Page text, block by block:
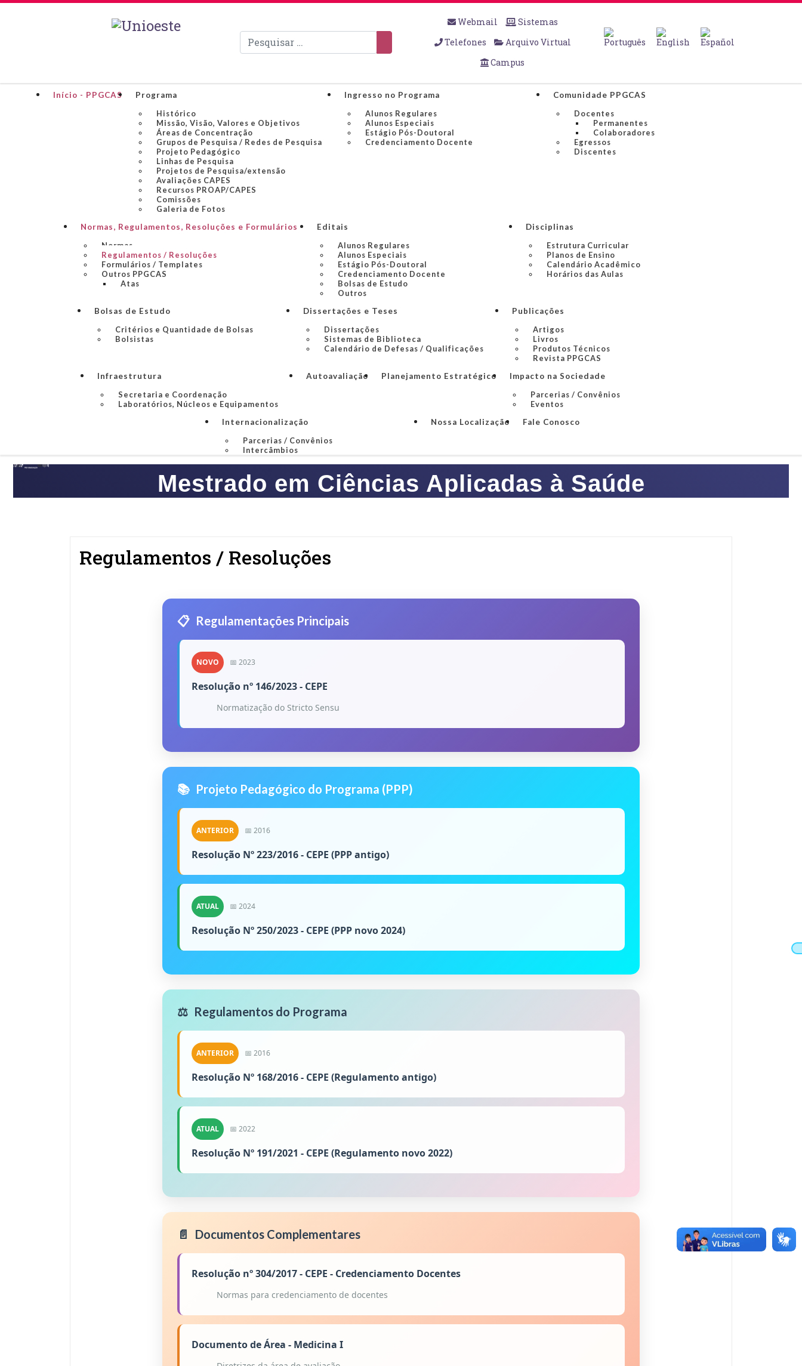
Pesquisar
Webmail
Sistemas
Telefones
Arquivo Virtual
Campus
Início - PPGCAS
Programa
Histórico
Missão, Visão, Valores e Objetivos
Áreas de Concentração
Grupos de Pesquisa / Redes de Pesquisa
Projeto Pedagógico
Linhas de Pesquisa
Projetos de Pesquisa/extensão
Avaliações CAPES
Recursos PROAP/CAPES
Comissões
Galeria de Fotos
Ingresso no Programa
Alunos Regulares
Alunos Especiais
Estágio Pós-Doutoral
Credenciamento Docente
Comunidade PPGCAS
Docentes
Permanentes
Colaboradores
Egressos
Discentes
Normas, Regulamentos, Resoluções e Formulários
Normas
Regulamentos / Resoluções
Formulários / Templates
Outros PPGCAS
Atas
Editais
Alunos Regulares
Alunos Especiais
Estágio Pós-Doutoral
Credenciamento Docente
Bolsas de Estudo
Outros
Disciplinas
Estrutura Curricular
Planos de Ensino
Calendário Acadêmico
Horários das Aulas
Bolsas de Estudo
Critérios e Quantidade de Bolsas
Bolsistas
Dissertações e Teses
Dissertações
Sistemas de Biblioteca
Calendário de Defesas / Qualificações
Publicações
Artigos
Livros
Produtos Técnicos
Revista PPGCAS
Infraestrutura
Secretaria e Coordenação
Laboratórios, Núcleos e Equipamentos
Autoavaliação Planejamento Estratégico
Impacto na Sociedade
Parcerias / Convênios
Eventos
Internacionalização
Parcerias / Convênios
Intercâmbios
Nossa Localização Fale Conosco
Mestrado em Ciências Aplicadas à Saúde
Regulamentos / Resoluções
📋 Regulamentações Principais
NOVO 📅 2023
Resolução nº 146/2023 - CEPE
Normatização do Stricto Sensu
📚 Projeto Pedagógico do Programa (PPP)
ANTERIOR 📅 2016
Resolução Nº 223/2016 - CEPE (PPP antigo)
ATUAL 📅 2024
Resolução Nº 250/2023 - CEPE (PPP novo 2024)
⚖️ Regulamentos do Programa
ANTERIOR 📅 2016
Resolução Nº 168/2016 - CEPE (Regulamento antigo)
ATUAL 📅 2022
Resolução Nº 191/2021 - CEPE (Regulamento novo 2022)
📄 Documentos Complementares
Resolução nº 304/2017 - CEPE - Credenciamento Docentes
Normas para credenciamento de docentes
Documento de Área - Medicina I